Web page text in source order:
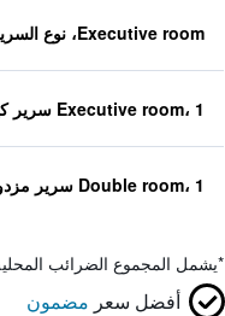
Executive room، نوع السرير غير معروف
Executive room، 1 سرير كينغ
Double room، 1 سرير مزدوج
*يشمل المجموع الضرائب
أفضل سعر مضمون